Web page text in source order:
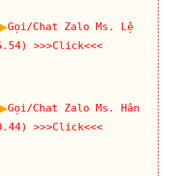
Gọi/Chat Zalo Ms. Lệ
>>>Click<<<
Gọi/Chat Zalo Ms. Hân
>>>Click<<<